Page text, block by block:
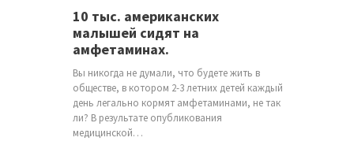
10 тыс. американских
малышей сидят на
амфетаминах.
Вы никогда не думали, что будете жить в
обществе, в котором 2-3 летних детей каждый
день легально кормят амфетаминами, не так
ли? В результате опубликования
медицинской…